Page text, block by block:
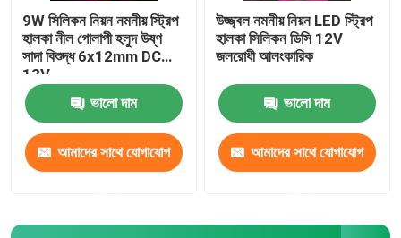
LED মডিউল পাওয়ার সাপ্লাই
LED সেন্সর আনুষাঙ্গিক
LED নিওন স্ট্রিপ লাইট আউটডোর
9W সিলিকন নিয়ন নমনীয় স্ট্রিপ
হালকা নীল গোলাপী হলুদ উষ্ণ
সাদা বিশুদ্ধ 6x12mm DC
12V
ভালো দাম
আমাদের সাথে যোগাযোগ
উজ্জ্বল নমনীয় নিয়ন LED স্ট্রিপ
হালকা সিলিকন ডিসি 12V
জলরোধী আলংকারিক
ভালো দাম
আমাদের সাথে যোগাযোগ